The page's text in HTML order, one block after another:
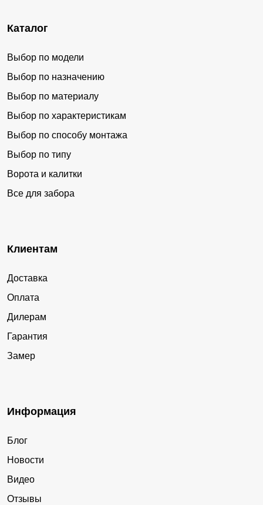
Каталог
Выбор по модели
Выбор по назначению
Выбор по материалу
Выбор по характеристикам
Выбор по способу монтажа
Выбор по типу
Ворота и калитки
Все для забора
Клиентам
Доставка
Оплата
Дилерам
Гарантия
Замер
Информация
Блог
Новости
Видео
Отзывы